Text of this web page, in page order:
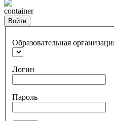
container
Войти
Образовательная
Логин
Пароль